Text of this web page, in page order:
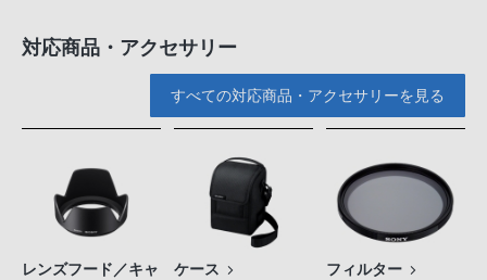
対応商品・アクセサリー
すべての対応商品・アクセサリーを見る
レンズフード／キャ
ケース フィルター